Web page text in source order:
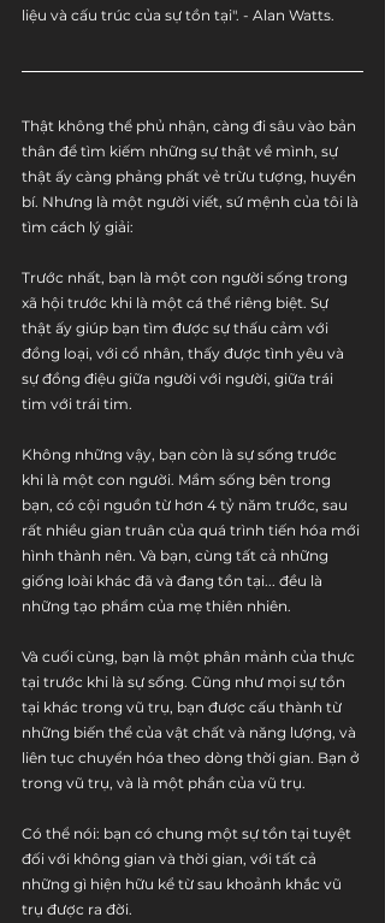
liệu và cấu trúc của sự tồn tại". - Alan Watts.
Thật không thể phủ nhận, càng đi sâu vào bản
thân để tìm kiếm những sự thật về mình, sự
thật ấy càng phảng phất vẻ trừu tượng, huyền
bí. Nhưng là một người viết, sứ mệnh của tôi là
tìm cách lý giải:
Trước nhất, bạn là một con người sống trong
xã hội trước khi là một cá thể riêng biệt. Sự
thật ấy giúp bạn tìm được sự thấu cảm với
đồng loại, với cổ nhân, thấy được tình yêu và
sự đồng điệu giữa người với người, giữa trái
tim với trái tim.
Không những vậy, bạn còn là sự sống trước
khi là một con người. Mầm sống bên trong
bạn, có cội nguồn từ hơn 4 tỷ năm trước, sau
rất nhiều gian truân của quá trình tiến hóa mới
hình thành nên. Và bạn, cùng tất cả những
giống loài khác đã và đang tồn tại... đều là
những tạo phẩm của mẹ thiên nhiên.
Và cuối cùng, bạn là một phân mảnh của thực
tại trước khi là sự sống. Cũng như mọi sự tồn
tại khác trong vũ trụ, bạn được cấu thành từ
những biến thể của vật chất và năng lượng, và
liên tục chuyển hóa theo dòng thời gian. Bạn ở
trong vũ trụ, và là một phần của vũ trụ.
Có thể nói: bạn có chung một sự tồn tại tuyệt
đối với không gian và thời gian, với tất cả
những gì hiện hữu kể từ sau khoảnh khắc vũ
trụ được ra đời.